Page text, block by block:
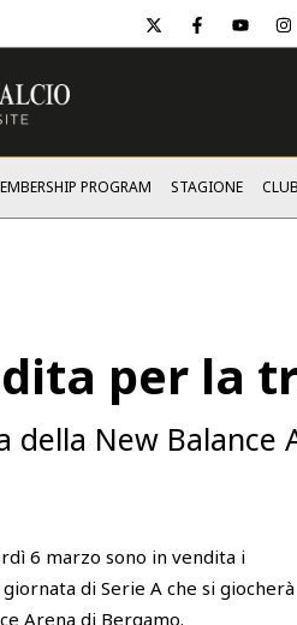
twitter facebook
PROGRAM STAGIONE CLUB
per la
della New Balance
6 marzo sono in vendita i
di Serie A che si giocherà
Arena di Bergamo.